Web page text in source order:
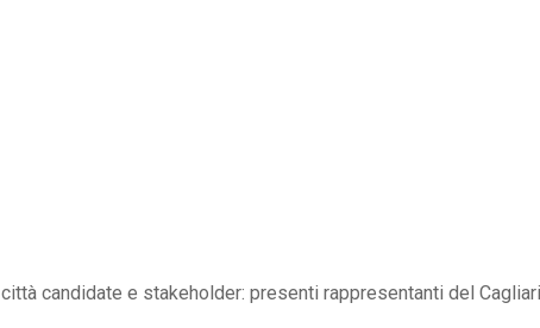
città candidate e stakeholder: presenti rappresentanti del Cagliari